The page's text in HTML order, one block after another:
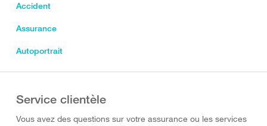
Accident
Assurance
Autoportrait
Service clientèle
Vous avez des questions sur votre assurance ou les services